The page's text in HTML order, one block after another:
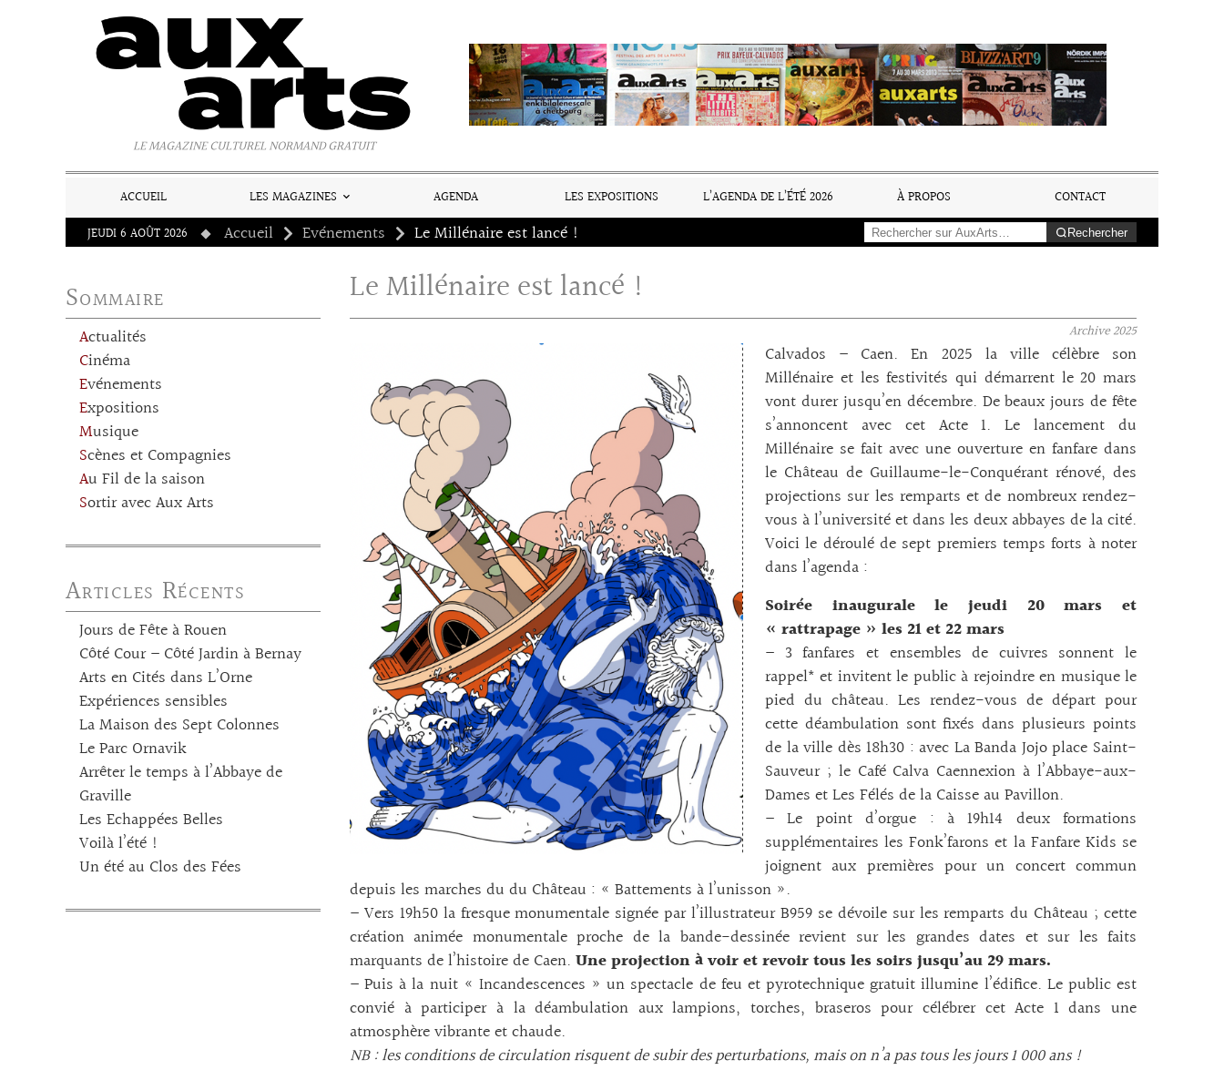
LE MAGAZINE CULTUREL NORMAND GRATUIT
ACCUEIL LES MAGAZINES AGENDA LES EXPOSITIONS L’AGENDA DE L’ÉTÉ 2026 À PROPOS
CONTACT
JEUDI 6 AOÛT 2026
Accueil Evénements Le Millénaire est lancé ! Rechercher
Sommaire
Actualités
Cinéma
Evénements
Expositions
Musique
Scènes et Compagnies
Au Fil de la saison
Sortir avec Aux Arts
Articles Récents
Jours de Fête à Rouen
Côté Cour – Côté Jardin à Bernay
Arts en Cités dans L’Orne
Expériences sensibles
La Maison des Sept Colonnes
Le Parc Ornavik
Arrêter le temps à l’Abbaye de
Graville
Les Echappées Belles
Voilà l’été !
Un été au Clos des Fées
Le Millénaire est lancé !
Archive2025
Calvados – Caen. En 2025 la ville célèbre son
Millénaire et les festivités qui démarrent le 20 mars
vont durer jusqu’en décembre. De beaux jours de fête
s’annoncent avec cet Acte 1. Le lancement du
Millénaire se fait avec une ouverture en fanfare dans
le Château de Guillaume-le-Conquérant rénové, des
projections sur les remparts et de nombreux rendez-
vous à l’université et dans les deux abbayes de la cité.
Voici le déroulé de sept premiers temps forts à noter
dans l’agenda :
Soirée inaugurale le jeudi 20 mars et
« rattrapage » les 21 et 22 mars
– 3 fanfares et ensembles de cuivres sonnent le
rappel* et invitent le public à rejoindre en musique le
pied du château. Les rendez-vous de départ pour
cette déambulation sont fixés dans plusieurs points
de la ville dès 18h30 : avec La Banda Jojo place Saint-
Sauveur ; le Café Calva Caennexion à l’Abbaye-aux-
Dames et Les Félés de la Caisse au Pavillon.
– Le point d’orgue : à 19h14 deux formations
supplémentaires les Fonk’farons et la Fanfare Kids se
joignent aux premières pour un concert commun
depuis les marches du du Château : « Battements à l’unisson ».
– Vers 19h50 la fresque monumentale signée par l’illustrateur B959 se dévoile sur les remparts du Château ; cette
création animée monumentale proche de la bande-dessinée revient sur les grandes dates et sur les faits
marquants de l’histoire de Caen. Une projection à voir et revoir tous les soirs jusqu’au 29 mars.
– Puis à la nuit « Incandescences » un spectacle de feu et pyrotechnique gratuit illumine l’édifice. Le public est
convié à participer à la déambulation aux lampions, torches, braseros pour célébrer cet Acte 1 dans une
atmosphère vibrante et chaude.
NB : les conditions de circulation risquent de subir des perturbations, mais on n’a pas tous les jours 1 000 ans !
Panneau de gestion des cookies